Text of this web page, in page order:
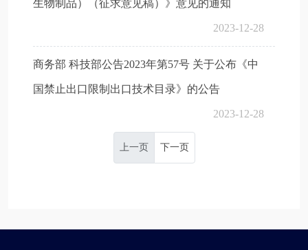
生物制品）（征求意见稿）》意见的通知
2023-12-28
商务部 科技部公告2023年第57号 关于公布《中
国禁止出口限制出口技术目录》的公告
2023-12-28
上一页 下一页